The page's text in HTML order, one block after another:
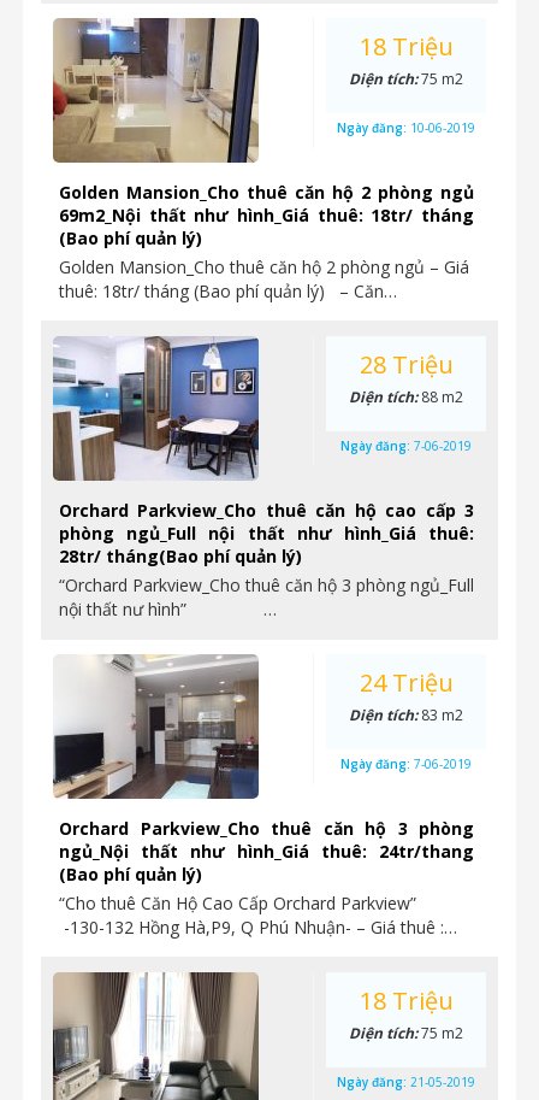
Golden Mansion_Cho thuê căn hộ 2 phòng ngủ
69m2_Nội thất như hình_Giá thuê: 18tr/ tháng
(Bao phí quản lý)
Golden Mansion_Cho thuê căn hộ 2 phòng ngủ – Giá
thuê: 18tr/ tháng (Bao phí quản lý) – Căn…
18 Triệu
Diện tích:75 m2
Ngày đăng: 10-06-2019
Orchard Parkview_Cho thuê căn hộ cao cấp 3
phòng ngủ_Full nội thất như hình_Giá thuê:
28tr/ tháng(Bao phí quản lý)
“Orchard Parkview_Cho thuê căn hộ 3 phòng ngủ_Full
nội thất nư hình” …
28 Triệu
Diện tích:88 m2
Ngày đăng: 7-06-2019
Orchard Parkview_Cho thuê căn hộ 3 phòng
ngủ_Nội thất như hình_Giá thuê: 24tr/thang
(Bao phí quản lý)
“Cho thuê Căn Hộ Cao Cấp Orchard Parkview”
-130-132 Hồng Hà,P9, Q Phú Nhuận- – Giá thuê :…
24 Triệu
Diện tích:83 m2
Ngày đăng: 7-06-2019
18 Triệu
Diện tích:75 m2
Ngày đăng: 21-05-2019